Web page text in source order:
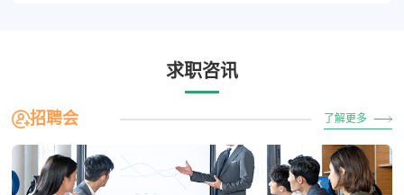
求职咨讯
招聘会 了解更多